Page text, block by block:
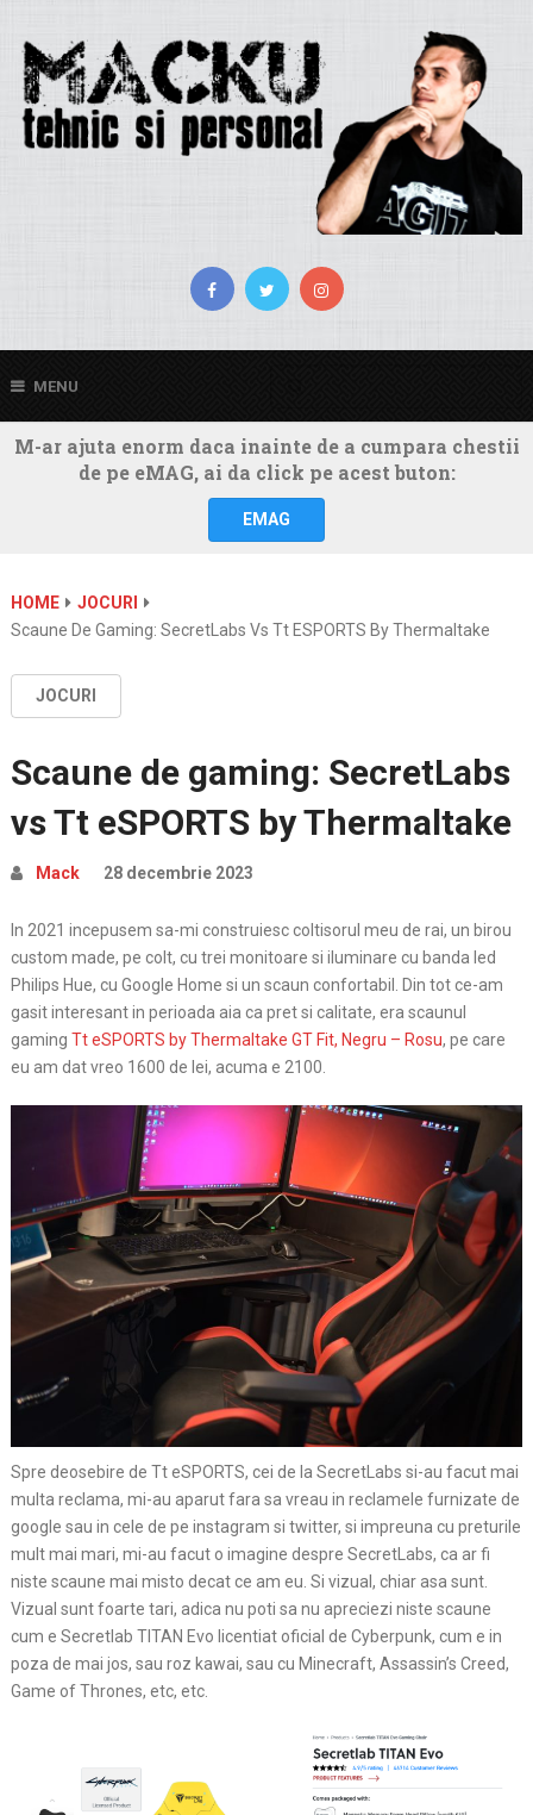
MENU
M-ar ajuta enorm daca inainte de a cumpara chestii
de pe eMAG, ai da click pe acest buton:
EMAG
HOME
JOCURI
Scaune De Gaming: SecretLabs Vs Tt ESPORTS By Thermaltake
JOCURI
Scaune de gaming: SecretLabs
vs Tt eSPORTS by Thermaltake
Mack 28 decembrie 2023
In 2021 incepusem sa-mi construiesc coltisorul meu de rai, un birou
custom made, pe colt, cu trei monitoare si iluminare cu banda led
Philips Hue, cu Google Home si un scaun confortabil. Din tot ce-am
gasit interesant in perioada aia ca pret si calitate, era scaunul
gaming Tt eSPORTS by Thermaltake GT Fit, Negru – Rosu, pe care
eu am dat vreo 1600 de lei, acuma e 2100.
Spre deosebire de Tt eSPORTS, cei de la SecretLabs si-au facut mai
multa reclama, mi-au aparut fara sa vreau in reclamele furnizate de
google sau in cele de pe instagram si twitter, si impreuna cu preturile
mult mai mari, mi-au facut o imagine despre SecretLabs, ca ar fi
niste scaune mai misto decat ce am eu. Si vizual, chiar asa sunt.
Vizual sunt foarte tari, adica nu poti sa nu apreciezi niste scaune
cum e Secretlab TITAN Evo licentiat oficial de Cyberpunk, cum e in
poza de mai jos, sau roz kawai, sau cu Minecraft, Assassin’s Creed,
Game of Thrones, etc, etc.